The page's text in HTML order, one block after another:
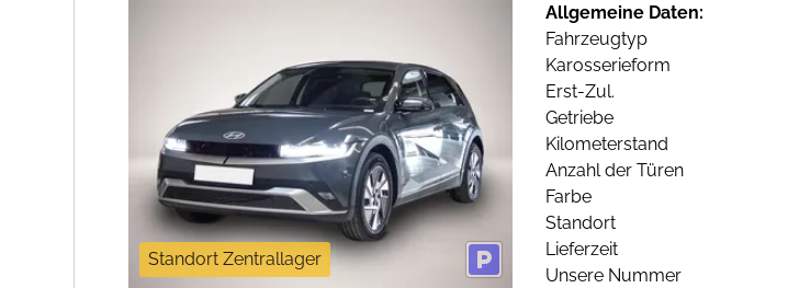
Standort Zentrallager
Allgemeine Daten:
Fahrzeugtyp
Karosserieform
Erst-Zul.
Getriebe
Kilometerstand
Anzahl der Türen
Farbe
Standort
Lieferzeit
Unsere Nummer